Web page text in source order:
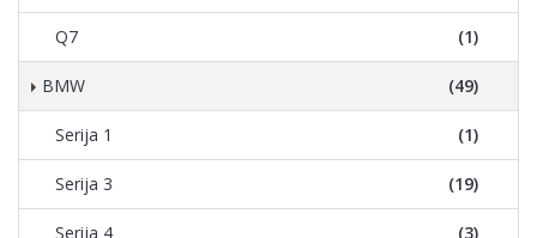
Q7 (1)
BMW (49)
Serija 1 (1)
Serija 3 (19)
Serija 4 (3)